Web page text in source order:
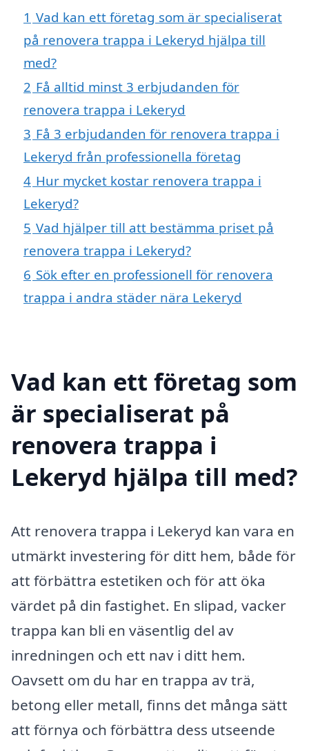
1 Vad kan ett företag som är specialiserat
på renovera trappa i Lekeryd hjälpa till
med?
2 Få alltid minst 3 erbjudanden för
renovera trappa i Lekeryd
3 Få 3 erbjudanden för renovera trappa i
Lekeryd från professionella företag
4 Hur mycket kostar renovera trappa i
Lekeryd?
5 Vad hjälper till att bestämma priset på
renovera trappa i Lekeryd?
6 Sök efter en professionell för renovera
trappa i andra städer nära Lekeryd
Vad kan ett företag som
är specialiserat på
renovera trappa i
Lekeryd hjälpa till med?
Att renovera trappa i Lekeryd kan vara en
utmärkt investering för ditt hem, både för
att förbättra estetiken och för att öka
värdet på din fastighet. En slipad, vacker
trappa kan bli en väsentlig del av
inredningen och ett nav i ditt hem.
Oavsett om du har en trappa av trä,
betong eller metall, finns det många sätt
att förnya och förbättra dess utseende